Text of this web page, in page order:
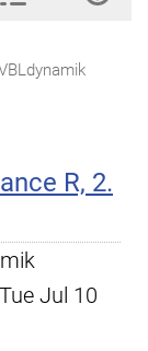
R, 2.
Jul 10